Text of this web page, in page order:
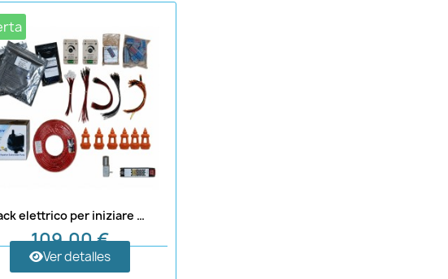
Pack elettrico per iniziare con il presepe
109,00 €
Ver detalles